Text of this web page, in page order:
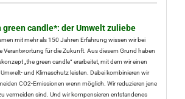
green candle*: der Umwelt zuliebe
mit mehr als 150 Jahren Erfahrung wissen wir bei
Verantwortung für die Zukunft. Aus diesem Grund haben
„the green candle“ erarbeitet, mit dem wir einen
und Klimaschutz leisten. Dabei kombinieren wir
CO2-Emissionen wenn möglich. Wir reduzieren jene
vermeiden sind. Und wir kompensieren entstandenes